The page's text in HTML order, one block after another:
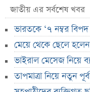
সহপাঠীদের ব্যক্তিগত
ইবি
ড. ইউনূস বনাম
সিদ্দিকী
বাজুসের নতুন ঘোষণা,
আইনি নোটিশ
জাতীয় এর সর্বশেষ খবর
ভারতকে ‘৭ নম্বর
মেয়ে থেকে ছেলে
ভাইরাল মেসেজ নিয়ে
তাপমাত্রা নিয়ে নতুন